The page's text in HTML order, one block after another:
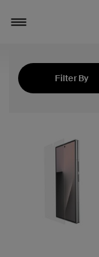
Filter By